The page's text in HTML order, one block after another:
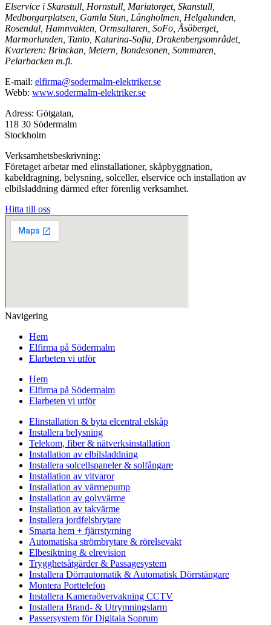
Elservice i Skanstull, Hornstull, Mariatorget, Skanstull,
Medborgarplatsen, Gamla Stan, Långholmen, Helgalunden,
Rosendal, Hamnvakten, Ormsaltaren, SoFo, Åsöberget,
Marmorlunden, Tanto, Katarina-Sofia, Drakenbergsområdet,
Kvarteren: Brinckan, Metern, Bondesonen, Sommaren,
Pelarbacken m.fl.
E-mail: elfirma@sodermalm-elektriker.se
Webb: www.sodermalm-elektriker.se
Adress: Götgatan,
118 30 Södermalm
Stockholm
Verksamhetsbeskrivning:
Företaget arbetar med elinstallationer, skåpbyggnation,
kabeldragning, belysning, solceller, elservice och installation av
elbilsladdning därmed efter förenlig verksamhet.
Hitta till oss
Navigering
Hem
Elfirma på Södermalm
Elarbeten vi utför
Hem
Elfirma på Södermalm
Elarbeten vi utför
Elinstallation & byta elcentral elskåp
Installera belysning
Telekom, fiber & nätverksinstallation
Installation av elbilsladdning
Installera solcellspaneler & solfångare
Installation av vitvaror
Installation av värmepump
Installation av golvvärme
Installation av takvärme
Installera jordfelsbrytare
Smarta hem + fjärrstyrning
Automatiska strömbrytare & rörelsevakt
Elbesiktning & elrevision
Trygghetsåtgärder & Passagesystem
Installera Dörrautomatik & Automatisk Dörrstängare
Montera Porttelefon
Installera Kameraövervakning CCTV
Installera Brand- & Utrymningslarm
Passersystem för Digitala Soprum